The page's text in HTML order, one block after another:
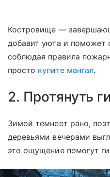
Костровище —
добавит уюта и поможет
соблюдая правила
просто купите мангал.
2. Протянуть
Зимой темнеет рано,
деревьями вечерами
это ощущение помогут